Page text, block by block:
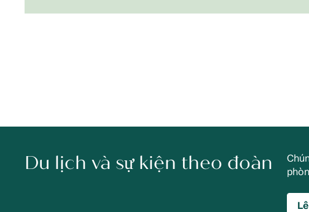
Du lịch và sự kiện theo đoàn